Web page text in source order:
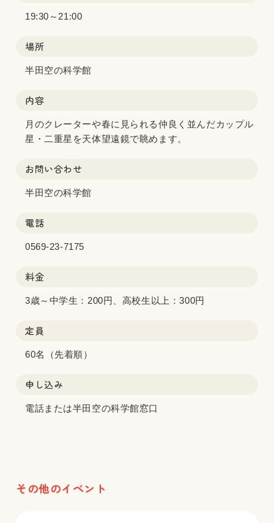
19:30～21:00
場所
半田空の科学館
内容
月のクレーターや春に見られる仲良く並んだカップル
星・二重星を天体望遠鏡で眺めます。
お問い合わせ
半田空の科学館
電話
0569-23-7175
料金
3歳～中学生：200円、高校生以上：300円
定員
60名（先着順）
申し込み
電話または半田空の科学館窓口
その他のイベント